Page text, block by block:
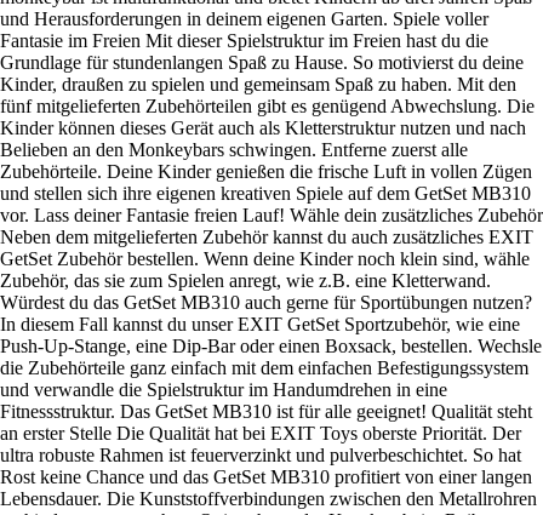
und Herausforderungen in deinem eigenen Garten. Spiele voller
Fantasie im Freien Mit dieser Spielstruktur im Freien hast du die
Grundlage für stundenlangen Spaß zu Hause. So motivierst du deine
Kinder, draußen zu spielen und gemeinsam Spaß zu haben. Mit den
fünf mitgelieferten Zubehörteilen gibt es genügend Abwechslung. Die
Kinder können dieses Gerät auch als Kletterstruktur nutzen und nach
Belieben an den Monkeybars schwingen. Entferne zuerst alle
Zubehörteile. Deine Kinder genießen die frische Luft in vollen Zügen
und stellen sich ihre eigenen kreativen Spiele auf dem GetSet MB310
vor. Lass deiner Fantasie freien Lauf! Wähle dein zusätzliches Zubehör
Neben dem mitgelieferten Zubehör kannst du auch zusätzliches EXIT
GetSet Zubehör bestellen. Wenn deine Kinder noch klein sind, wähle
Zubehör, das sie zum Spielen anregt, wie z.B. eine Kletterwand.
Würdest du das GetSet MB310 auch gerne für Sportübungen nutzen?
In diesem Fall kannst du unser EXIT GetSet Sportzubehör, wie eine
Push-Up-Stange, eine Dip-Bar oder einen Boxsack, bestellen. Wechsle
die Zubehörteile ganz einfach mit dem einfachen Befestigungssystem
und verwandle die Spielstruktur im Handumdrehen in eine
Fitnessstruktur. Das GetSet MB310 ist für alle geeignet! Qualität steht
an erster Stelle Die Qualität hat bei EXIT Toys oberste Priorität. Der
ultra robuste Rahmen ist feuerverzinkt und pulverbeschichtet. So hat
Rost keine Chance und das GetSet MB310 profitiert von einer langen
Lebensdauer. Die Kunststoffverbindungen zwischen den Metallrohren